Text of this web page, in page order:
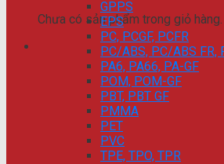
Chưa có sản phẩm trong giỏ hàng.
GPPS
EPS
PC, PCGF, PCFR
PC/ABS, PC/ABS FR,
PA6, PA66, PA-GF
POM, POM-GF
PBT, PBT GF
PMMA
PET
PVC
TPE, TPO, TPR